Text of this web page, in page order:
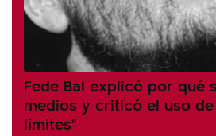
Fede Bal explicó por qué
medios y criticó el uso de
límites"